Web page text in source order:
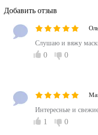
Добавить отзыв
Слушаю и вяжу
0 0
Интересные и
1 0